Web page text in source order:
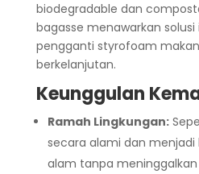
biodegradable dan
bagasse menawarkan solusi
pengganti styrofoam
berkelanjutan.
Keunggulan
Ramah Lingkungan:
secara alami dan menjadi
alam tanpa